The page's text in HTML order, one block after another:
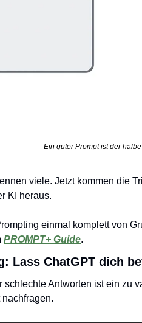
Ein guter Prompt ist der
viele. Jetzt kommen die
KI heraus.
einmal komplett von
PROMPT+ Guide.
Lass ChatGPT dich
schlechte Antworten ist ein zu